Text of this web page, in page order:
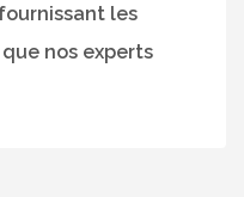
les
nos experts